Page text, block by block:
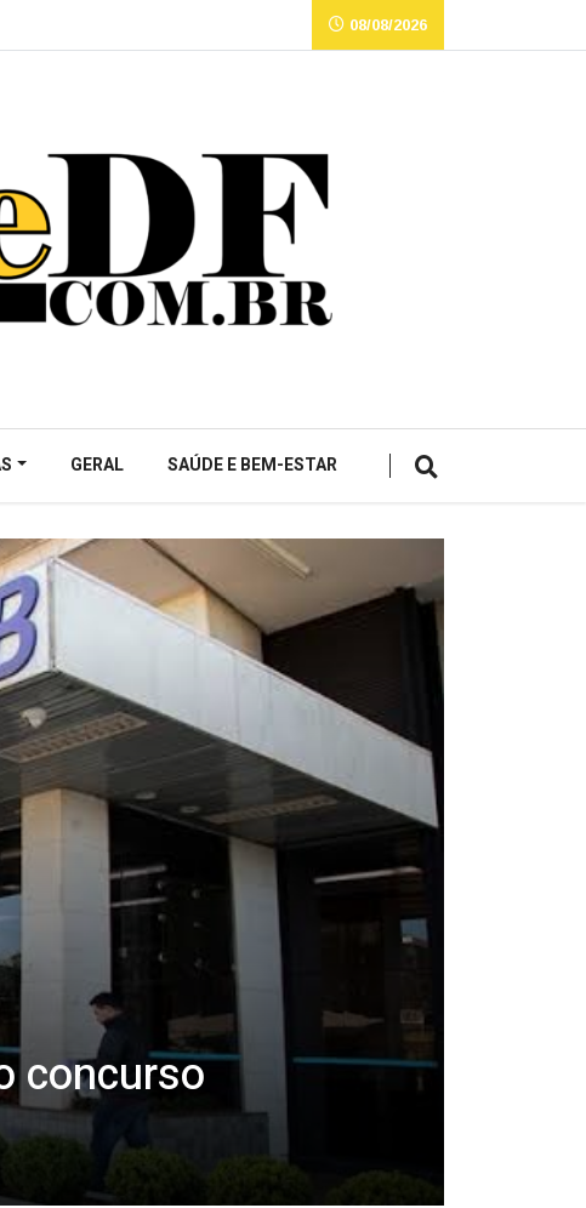
08/08/2026
GERAL SAÚDE E BEM-ESTAR
concurso